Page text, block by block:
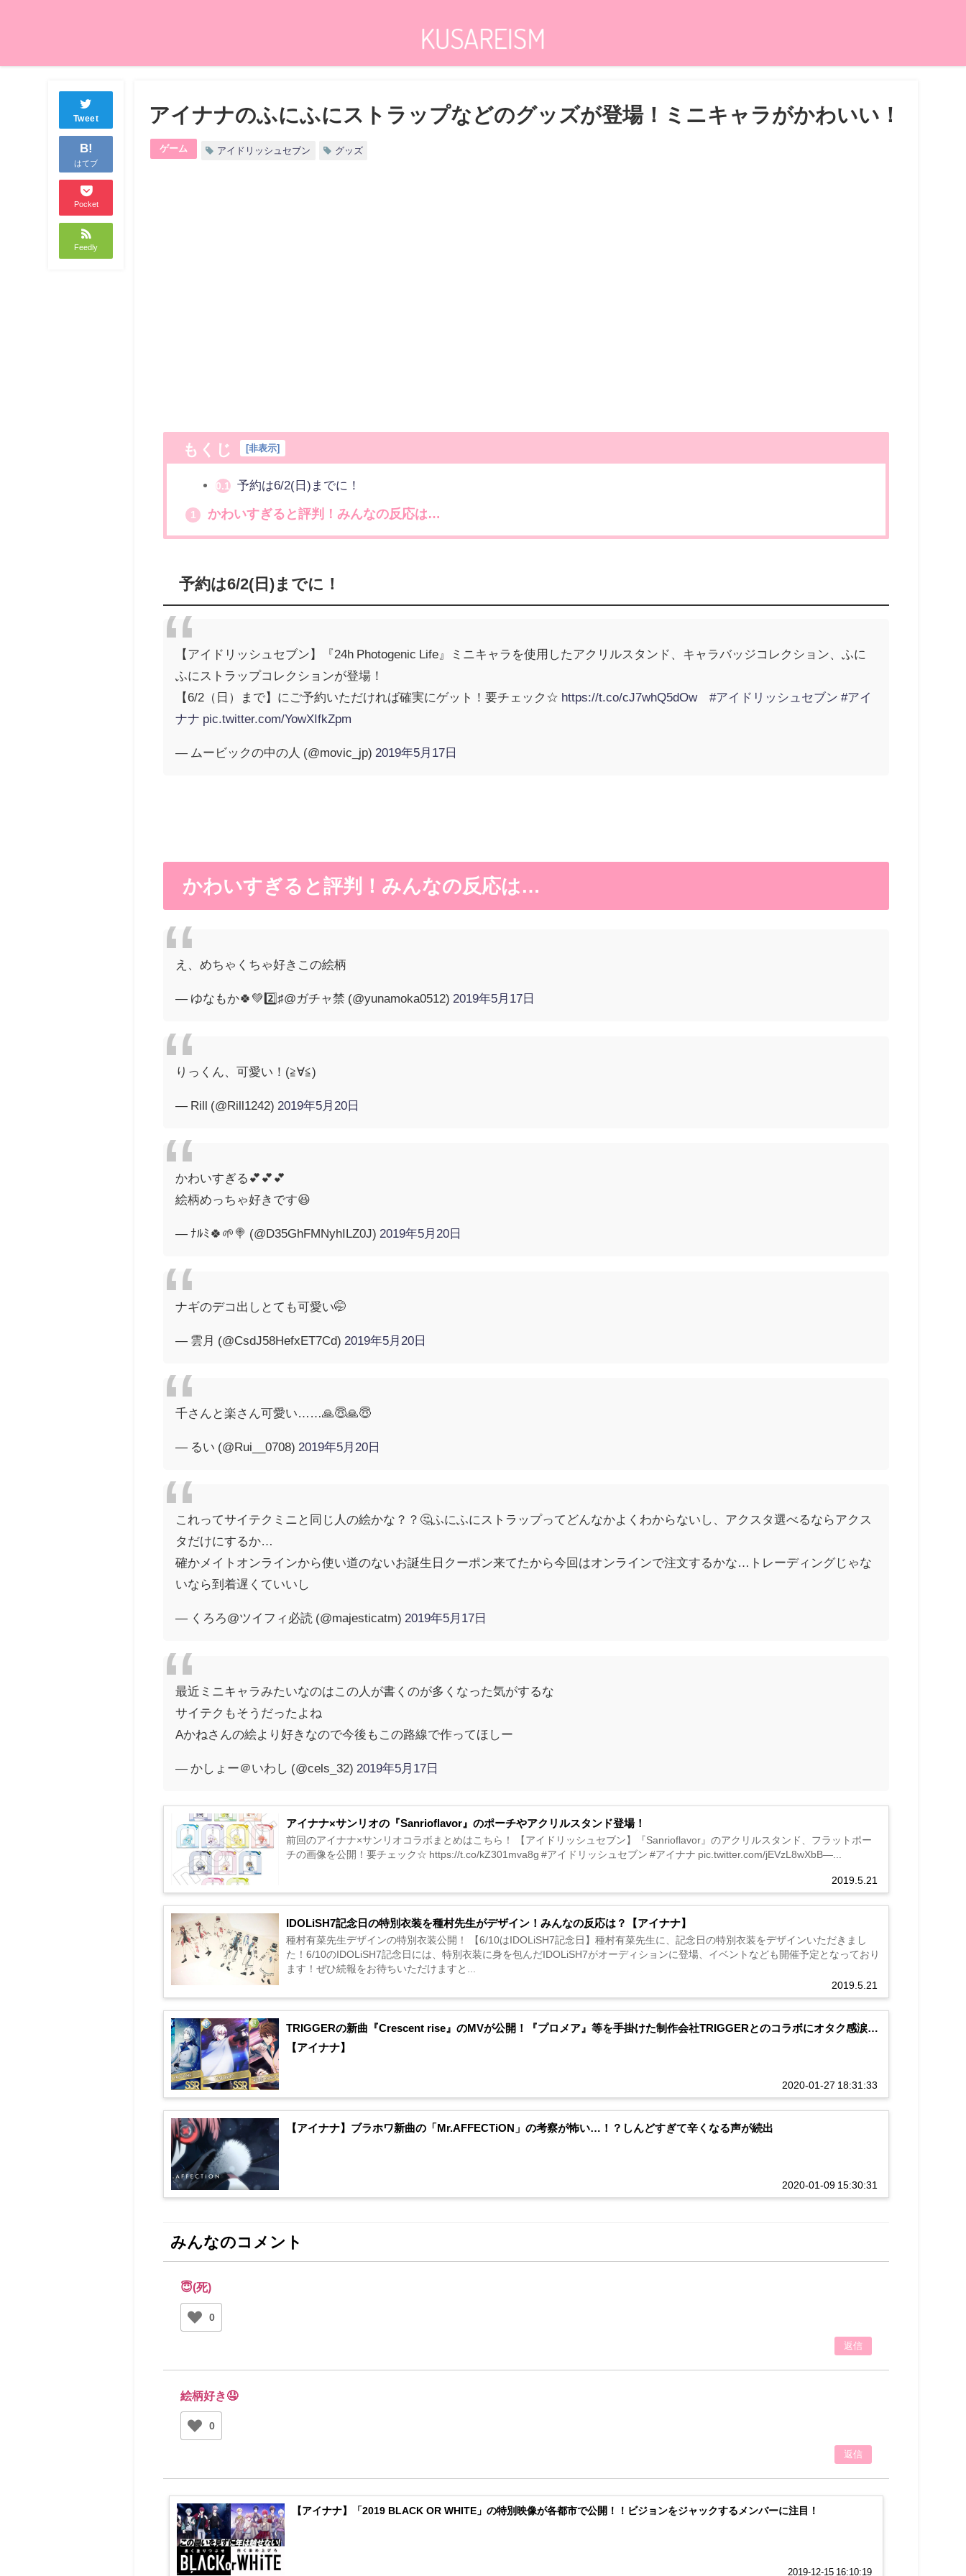
Tweet
B!
はてブ
Pocket
Feedly
アイナナのふにふにストラップなどのグッズが登場！ミニキャラがかわいい！
ゲーム アイドリッシュセブン グッズ
もくじ [非表示]
0.1 予約は6/2(日)までに！
1 かわいすぎると評判！みんなの反応は…
予約は6/2(日)までに！
【アイドリッシュセブン】『24h Photogenic Life』ミニキャラを使用したアクリルスタンド、キャラバッジコレクション、ふに
ふにストラップコレクションが登場！
【6/2（日）まで】にご予約いただければ確実にゲット！要チェック☆ https://t.co/cJ7whQ5dOw #アイドリッシュセブン #アイ
ナナ pic.twitter.com/YowXIfkZpm
— ムービックの中の人 (@movic_jp) 2019年5月17日
かわいすぎると評判！みんなの反応は…
え、めちゃくちゃ好きこの絵柄
— ゆなもか🍀💚2️⃣♯@ガチャ禁 (@yunamoka0512) 2019年5月17日
りっくん、可愛い！(≧∀≦)
— Rill (@Rill1242) 2019年5月20日
かわいすぎる💕💕💕
絵柄めっちゃ好きです😆
— ﾅﾙﾐ🍀🌱🍭 (@D35GhFMNyhILZ0J) 2019年5月20日
ナギのデコ出しとても可愛い🤭
— 雲月 (@CsdJ58HefxET7Cd) 2019年5月20日
千さんと楽さん可愛い……🙏😇🙏😇
— るい (@Rui__0708) 2019年5月20日
これってサイテクミニと同じ人の絵かな？？🤔ふにふにストラップってどんなかよくわからないし、アクスタ選べるならアクス
タだけにするか…
確かメイトオンラインから使い道のないお誕生日クーポン来てたから今回はオンラインで注文するかな…トレーディングじゃな
いなら到着遅くていいし
— くろろ@ツイフィ必読 (@majesticatm) 2019年5月17日
最近ミニキャラみたいなのはこの人が書くのが多くなった気がするな
サイテクもそうだったよね
Aかねさんの絵より好きなので今後もこの路線で作ってほしー
— かしょー＠いわし (@cels_32) 2019年5月17日
アイナナ×サンリオの『Sanrioflavor』のポーチやアクリルスタンド登場！
2019.5.21
前回のアイナナ×サンリオコラボまとめはこちら！ 【アイドリッシュセブン】『Sanrioflavor』のアクリルスタンド、フラットポー
チの画像を公開！要チェック☆ https://t.co/kZ301mva8g #アイドリッシュセブン #アイナナ pic.twitter.com/jEVzL8wXbB—...
IDOLiSH7記念日の特別衣装を種村先生がデザイン！みんなの反応は？【アイナナ】
2019.5.21
種村有菜先生デザインの特別衣装公開！ 【6/10はIDOLiSH7記念日】種村有菜先生に、記念日の特別衣装をデザインいただきまし
た！6/10のIDOLiSH7記念日には、特別衣装に身を包んだIDOLiSH7がオーディションに登場、イベントなども開催予定となっており
ます！ぜひ続報をお待ちいただけますと...
TRIGGERの新曲『Crescent rise』のMVが公開！『プロメア』等を手掛けた制作会社TRIGGERとのコラボにオタク感涙…
【アイナナ】
2020-01-27 18:31:33
【アイナナ】ブラホワ新曲の「Mr.AFFECTiON」の考察が怖い…！？しんどすぎて辛くなる声が続出
2020-01-09 15:30:31
みんなのコメント
😇(死)
0
返信
絵柄好き🤤
0
返信
【アイナナ】「2019 BLACK OR WHITE」の特別映像が各都市で公開！！ビジョンをジャックするメンバーに注目！
2019-12-15 16:10:19